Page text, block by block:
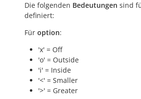
Die folgenden Bedeutungen sind
definiert:
Für option:
'x' = Off
'o' = Outside
'i' = Inside
'<' = Smaller
'>' = Greater